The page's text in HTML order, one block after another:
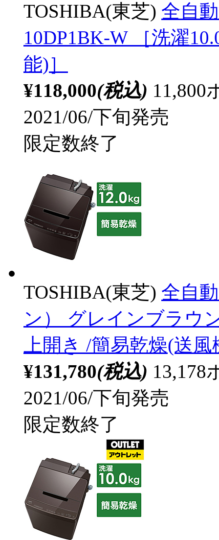
TOSHIBA(東芝) 全自
10DP1BK-W ［洗濯
能)］
¥118,000(税込) 11,800
2021/06/下旬発売
限定数終了
TOSHIBA(東芝) 全自
ン） グレインブラウ
上開き /簡易乾燥(送
¥131,780(税込) 13,178
2021/06/下旬発売
限定数終了